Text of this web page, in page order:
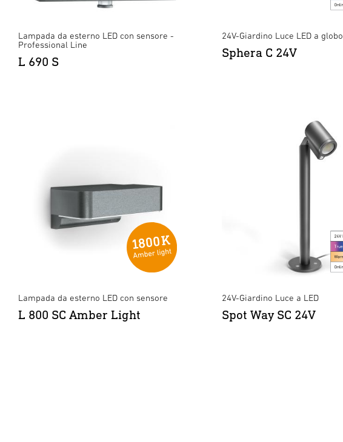
Lampada da esterno LED con sensore -
Professional Line
L 690 S
24V-Giardino Luce LED a globo
Sphera C 24V
Lampada da esterno LED con sensore
L 800 SC Amber Light
24V-Giardino Luce a LED
Spot Way SC 24V